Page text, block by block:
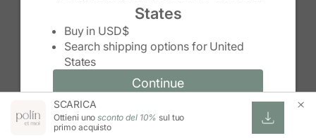
States
Buy in USD$
Search shipping options for United
States
Continue
Change country/region and language
Change country/region
Continue
TURKMENISTAN (USD $)
UNGHERIA (EUR €)
UZBEKISTAN (UZS SO'M)
VANUATU (VUV VT)
VIETNAM (VND ₫)
WALLIS E FUTUNA (XPF FR)
SCARICA
Ottieni unosconto del 10% sul tuo
primo acquisto